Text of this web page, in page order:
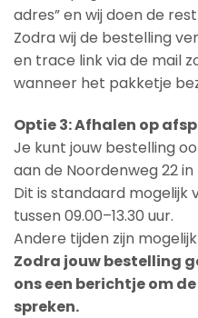
adres” en wij doen de
Zodra wij de bestelling
en trace link via de mail
wanneer het pakketje
Optie 3: Afhalen op
Je kunt jouw bestelling
aan de Noordenweg 22 in
Dit is standaard
tussen 09.00–13.30 uur.
Andere tijden zijn
Zodra jouw bestelling
ons een berichtje om
spreken.